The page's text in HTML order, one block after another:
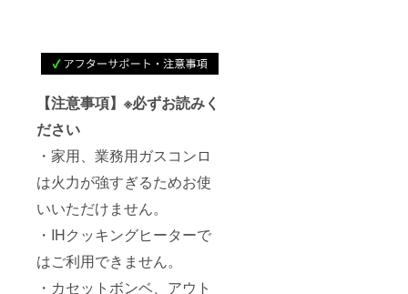
【注意事項】※必ずお読みく
ださい
・家用、業務用ガスコンロ
は火力が強すぎるためお使
いいただけません。
・IHクッキングヒーターで
はご利用できません。
・カセットボンベ、アウト